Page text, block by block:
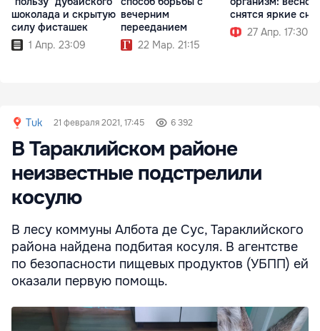
шоколада и скрытую
силу фисташек
1 Апр. 23:09
вечерним
перееданием
22 Мар. 21:15
снятся яркие сны
27 Апр. 17:30
Tuk 21 февраля 2021, 17:45 6 392
В Тараклийском районе
неизвестные подстрелили
косулю
В лесу коммуны Албота де Сус, Тараклийского
района найдена подбитая косуля. В агентстве
по безопасности пищевых продуктов (УБПП) ей
оказали первую помощь.